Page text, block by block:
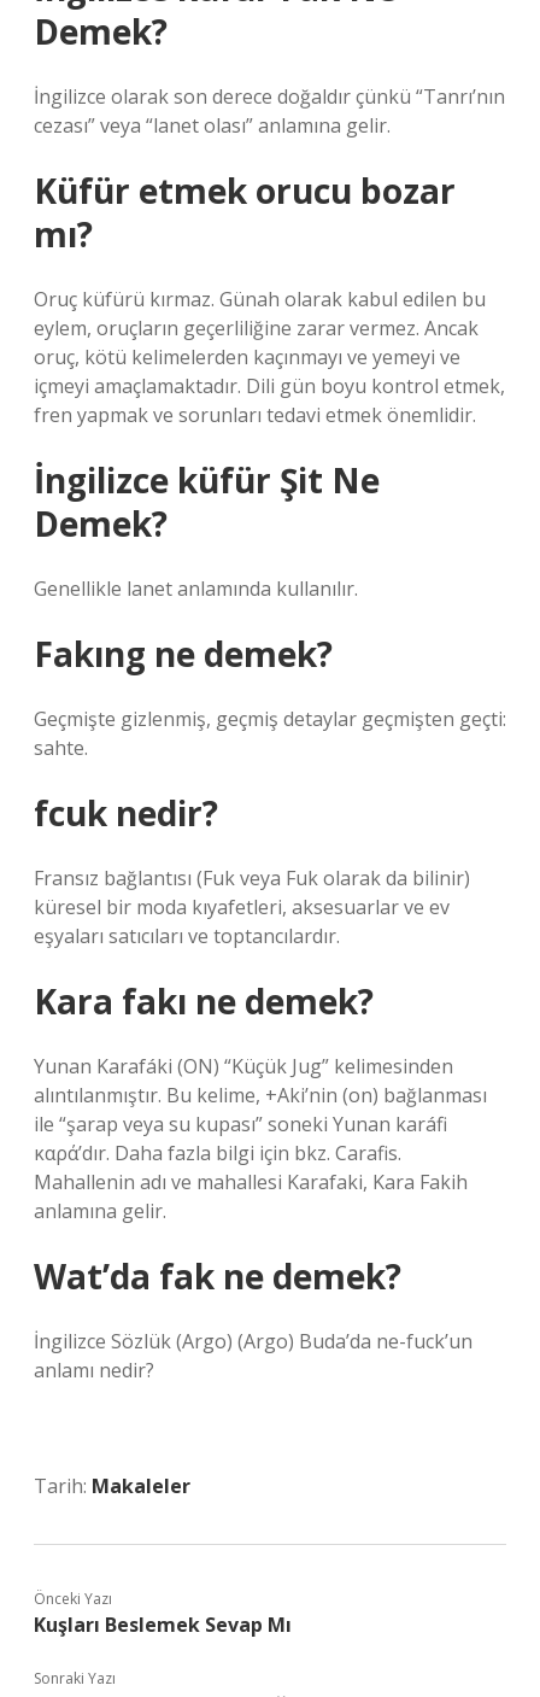
Demek?
İngilizce olarak son derece doğaldır çünkü “Tanrı’nın
cezası” veya “lanet olası” anlamına gelir.
Küfür etmek orucu bozar
mı?
Oruç küfürü kırmaz. Günah olarak kabul edilen bu
eylem, oruçların geçerliliğine zarar vermez. Ancak
oruç, kötü kelimelerden kaçınmayı ve yemeyi ve
içmeyi amaçlamaktadır. Dili gün boyu kontrol etmek,
fren yapmak ve sorunları tedavi etmek önemlidir.
İngilizce küfür Şit Ne
Demek?
Genellikle lanet anlamında kullanılır.
Fakıng ne demek?
Geçmişte gizlenmiş, geçmiş detaylar geçmişten geçti:
sahte.
fcuk nedir?
Fransız bağlantısı (Fuk veya Fuk olarak da bilinir)
küresel bir moda kıyafetleri, aksesuarlar ve ev
eşyaları satıcıları ve toptancılardır.
Kara fakı ne demek?
Yunan Karafáki (ON) “Küçük Jug” kelimesinden
alıntılanmıştır. Bu kelime, +Aki’nin (on) bağlanması
ile “şarap veya su kupası” soneki Yunan karáfi
καρά’dır. Daha fazla bilgi için bkz. Carafis.
Mahallenin adı ve mahallesi Karafaki, Kara Fakih
anlamına gelir.
Wat’da fak ne demek?
İngilizce Sözlük (Argo) (Argo) Buda’da ne-fuck’un
anlamı nedir?
Tarih: Makaleler
Önceki Yazı
Kuşları Beslemek Sevap Mı
Sonraki Yazı